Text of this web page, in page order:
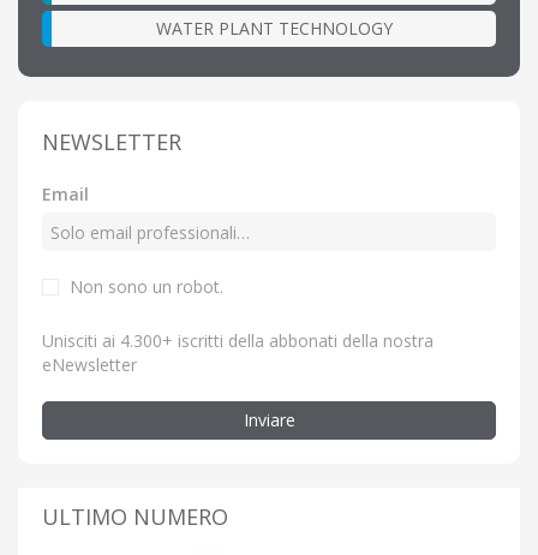
WATER PLANT TECHNOLOGY
NEWSLETTER
Email
Non sono un robot.
Unisciti ai 4.300+ iscritti della abbonati della nostra
eNewsletter
Inviare
ULTIMO NUMERO